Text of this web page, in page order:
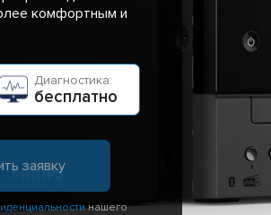
комфортным и
Диагностика:
бесплатно
нашего